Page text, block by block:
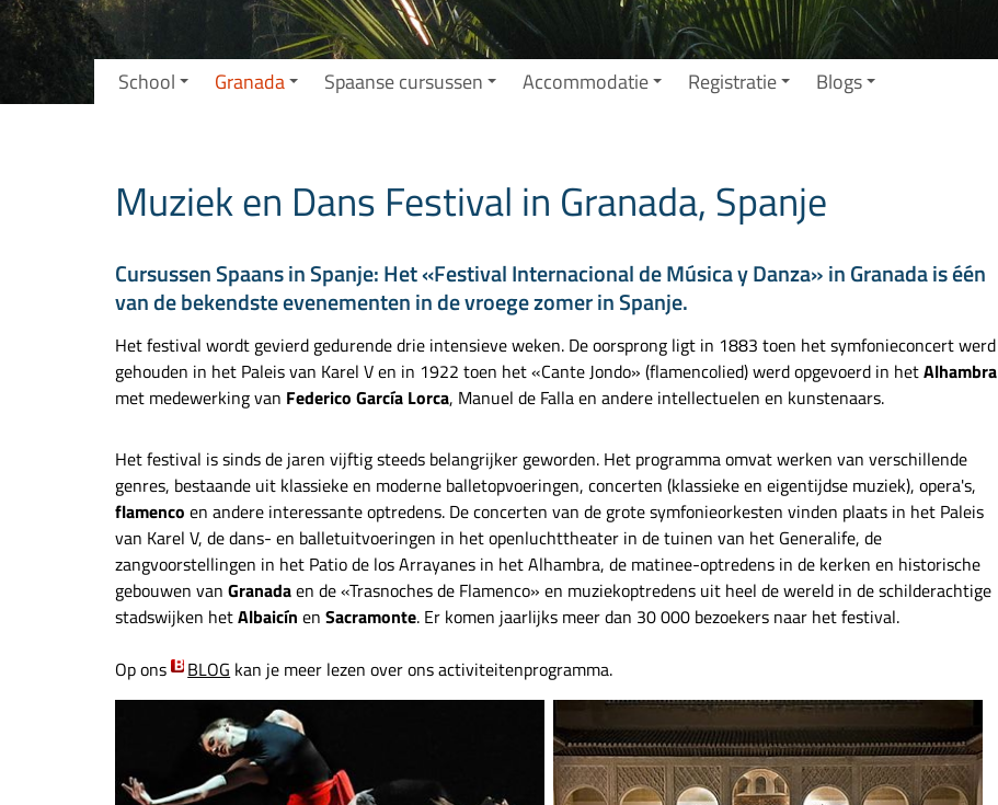
School Granada Spaanse cursussen Accommodatie Registratie Blogs
Muziek en Dans Festival in Granada, Spanje
Cursussen Spaans in Spanje: Het «Festival Internacional de Música y Danza» in Granada is één
van de bekendste evenementen in de vroege zomer in Spanje.
Het festival wordt gevierd gedurende drie intensieve weken. De oorsprong ligt in 1883 toen het symfonieconcert werd
gehouden in het Paleis van Karel Ven in 1922 toen het «Cante Jondo» (flamencolied) werd opgevoerd in hetAlhambra
met medewerking van Federico García Lorca, Manuel de Fallaen andere intellectuelen en kunstenaars.
Het festival is sinds de jaren vijftig steeds belangrijker geworden. Het programma omvat werken van verschillende
genres, bestaande uit klassieke en moderne balletopvoeringen, concerten (klassieke en eigentijdse muziek), opera's,
flamenco en andere interessante optredens. De concerten van de grote symfonieorkesten vinden plaats in het Paleis
van Karel V, de dans- en balletuitvoeringen in het openluchttheater in de tuinen van het Generalife, de
zangvoorstellingen in het Patio de los Arrayanes in het Alhambra, de matinee-optredens in de kerken en historische
gebouwen vanGranadaen de «Trasnoches de Flamenco» en muziekoptredens uit heel de wereld in de schilderachtige
stadswijken hetAlbaicín enSacramonte. Er komen jaarlijks meer dan 30 000 bezoekers naar het festival.
Op ons
BLOG kan je meer lezen over ons activiteitenprogramma.